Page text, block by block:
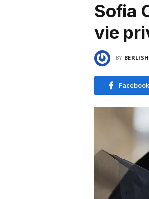
Sofia
vie
BY
Facebook